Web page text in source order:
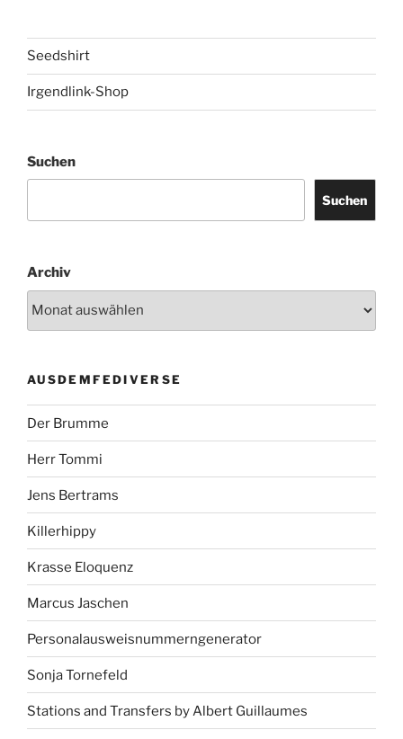
Seedshirt
Irgendlink-Shop
Suchen
Suchen
Archiv
AUSDEMFEDIVERSE
Der Brumme
Herr Tommi
Jens Bertrams
Killerhippy
Krasse Eloquenz
Marcus Jaschen
Personalausweisnummerngenerator
Sonja Tornefeld
Stations and Transfers by Albert Guillaumes